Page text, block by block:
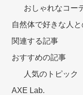
おしゃれなコー
自然体で好きな人
関連する記事
おすすめの記事
人気のトピック
AXE Lab.